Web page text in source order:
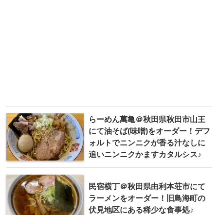
らーめん萬亀＠秋田県秋田市山王
にて油そば(味噌)をオーダー！デフ
ォルトでニンニクが香る汁なしに
追いニンニクかますカタルシス♪
民宿横丁＠秋田県由利本荘市にて
ラーメンをオーダー！旧鳥海町の
伏見地区にある稀少な食事処♪